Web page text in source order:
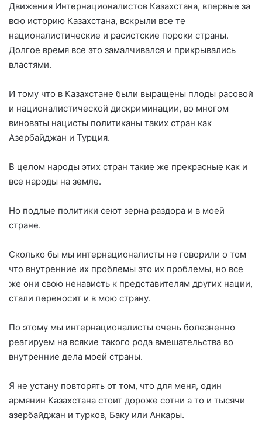
Движения Интернационалистов Казахстана, впервые за
всю историю Казахстана, вскрыли все те
националистические и расистские пороки страны.
Долгое время все это замалчивался и прикрывались
властями.
И тому что в Казахстане были выращены плоды расовой
и националистической дискриминации, во многом
виноваты нацисты политиканы таких стран как
Азербайджан и Турция.
В целом народы этих стран такие же прекрасные как и
все народы на земле.
Но подлые политики сеют зерна раздора и в моей
стране.
Сколько бы мы интернационалисты не говорили о том
что внутренние их проблемы это их проблемы, но все
же они свою ненависть к представителям других нации,
стали переносит и в мою страну.
По этому мы интернационалисты очень болезненно
реагируем на всякие такого рода вмешательства во
внутренние дела моей страны.
Я не устану повторять от том, что для меня, один
армянин Казахстана стоит дороже сотни а то и тысячи
азербайджан и турков, Баку или Анкары.